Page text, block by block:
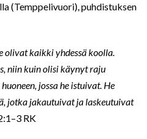
(Temppelivuori), puhdistuksen
olivat kaikki yhdessä koolla.
niin kuin olisi käynyt raju
jossa he istuivat. He
jotka jakautuivat ja laskeutuivat
RK